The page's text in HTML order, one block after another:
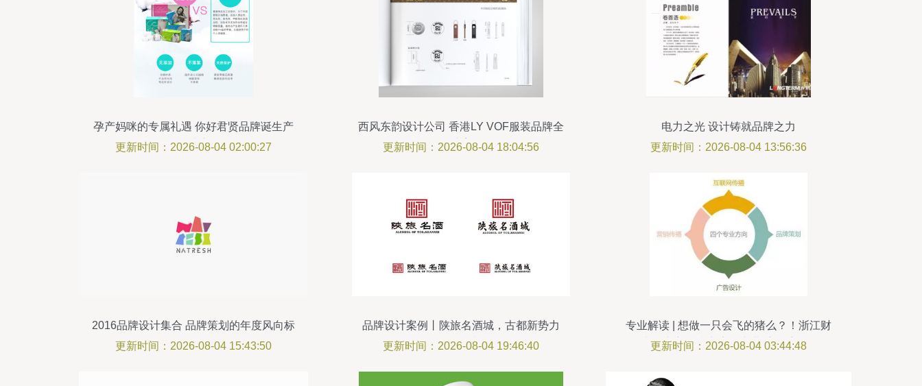
孕产妈咪的专属礼遇 你好君贤品牌诞生产
品全线启动
更新时间：2026-08-04 02:00:27
西风东韵设计公司 香港LY VOF服装品牌全
套VI设计案例解析
更新时间：2026-08-04 18:04:56
电力之光 设计铸就品牌之力
更新时间：2026-08-04 13:56:36
2016品牌设计集合 品牌策划的年度风向标
更新时间：2026-08-04 15:43:50
品牌设计案例丨陕旅名酒城，古都新势力
品牌策划
更新时间：2026-08-04 19:46:40
专业解读 | 想做一只会飞的猪么？！浙江财
经大学东方学院广告学专业手把手教你品
更新时间：2026-08-04 03:44:48